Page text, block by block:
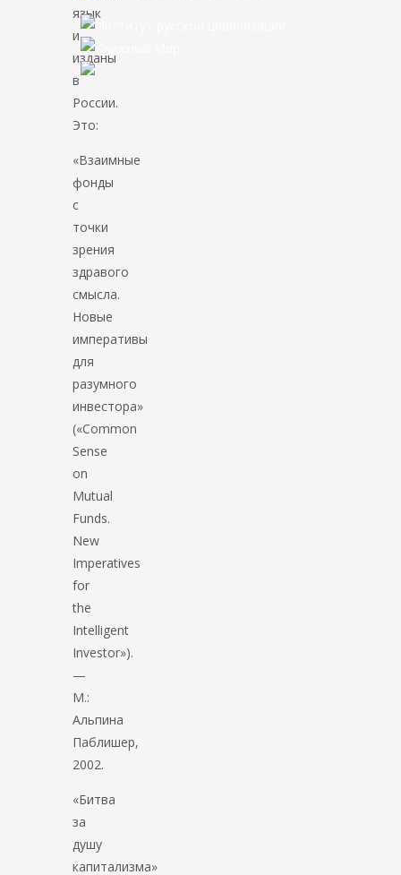
язык
и
изданы
в
России.
Это:
«Взаимные
фонды
с
точки
зрения
здравого
смысла.
Новые
императивы
для
разумного
инвестора»
(«Common
Sense
on
Mutual
Funds.
New
Imperatives
for
the
Intelligent
Investor»).
—
М.:
Альпина
Паблишер,
2002.
«Битва
за
душу
капитализма»